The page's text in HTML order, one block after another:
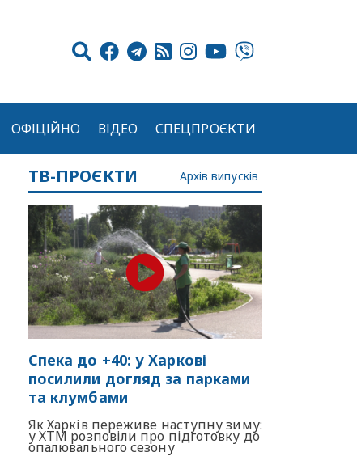
ОФІЦІЙНО ВІДЕО СПЕЦПРОЄКТИ
ТВ-ПРОЄКТИ Архів випусків
Спека до +40: у Харкові
посилили догляд за парками
та клумбами
Як Харків переживе наступну зиму:
у ХТМ розповіли про підготовку до
опалювального сезону